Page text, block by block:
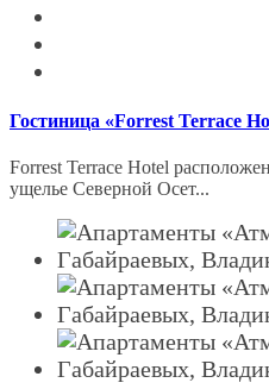
Гостиница «Forrest Terrace
Forrest Terrace Hotel
ущелье Северной Осет...